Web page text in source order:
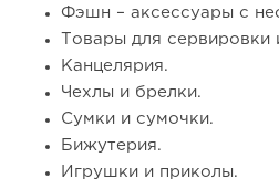
Фэшн – аксессуары с
Товары для сервировки
Канцелярия.
Чехлы и брелки.
Сумки и сумочки.
Бижутерия.
Игрушки и приколы.